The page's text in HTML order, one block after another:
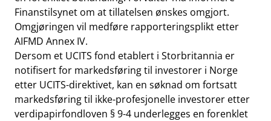
Finanstilsynet om at tillatelsen ønskes omgjort.
Omgjøringen vil medføre rapporteringsplikt etter
AIFMD Annex IV.
Dersom et UCITS fond etablert i Storbritannia er
notifisert for markedsføring til investorer i Norge
etter UCITS-direktivet, kan en søknad om fortsatt
markedsføring til ikke-profesjonelle investorer etter
verdipapirfondloven § 9-4 underlegges en forenklet